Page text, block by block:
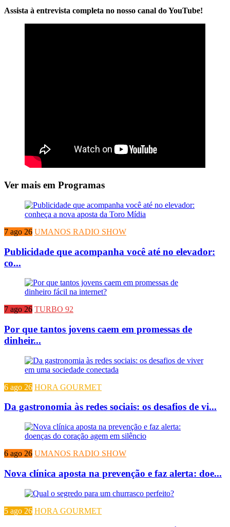
Assista à entrevista completa no nosso canal do YouTube!
Ver mais em Programas
7 ago 26 UMANOS RADIO SHOW
Publicidade que acompanha você até no elevador:
co...
7 ago 26 TURBO 92
Por que tantos jovens caem em promessas de
dinheir...
6 ago 26 HORA GOURMET
Da gastronomia às redes sociais: os desafios de vi...
6 ago 26 UMANOS RADIO SHOW
Nova clínica aposta na prevenção e faz alerta: doe...
5 ago 26 HORA GOURMET